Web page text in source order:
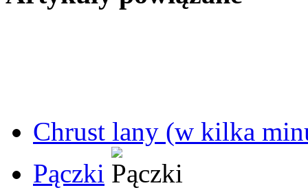
Chrust lany (w kilka
Pączki